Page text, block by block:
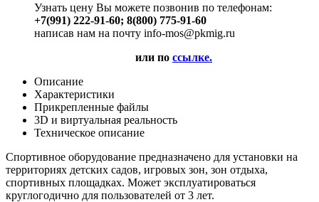
Узнать цену Вы можете позвонив по телефонам:
+7(991) 222-91-60; 8(800) 775-91-60
написав нам на почту info-mos@pkmig.ru
или по ссылке.
Описание
Характеристики
Прикрепленные файлы
3D и виртуальная реальность
Техническое описание
Спортивное оборудование предназначено для установки на
территориях детских садов, игровых зон, зон отдыха,
спортивных площадках. Может эксплуатироваться
круглогодично для пользователей от 3 лет.